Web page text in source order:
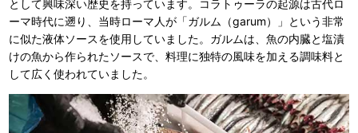
として興味深い歴史を持っています。コラトゥーラの起源は古代ロ
ーマ時代に遡り、当時ローマ人が「ガルム（garum）」という非常
に似た液体ソースを使用していました。ガルムは、魚の内臓と塩漬
けの魚から作られたソースで、料理に独特の風味を加える調味料と
して広く使われていました。